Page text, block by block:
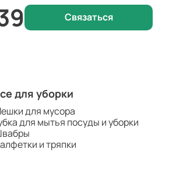
Связаться
для уборки
для мусора
для мытья посуды и уборки
и тряпки